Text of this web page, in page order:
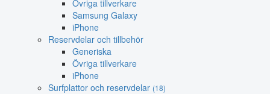
Övriga tillverkare
Samsung Galaxy
iPhone
Reservdelar och tillbehör
Generiska
Övriga tillverkare
iPhone
Surfplattor och reservdelar (18)